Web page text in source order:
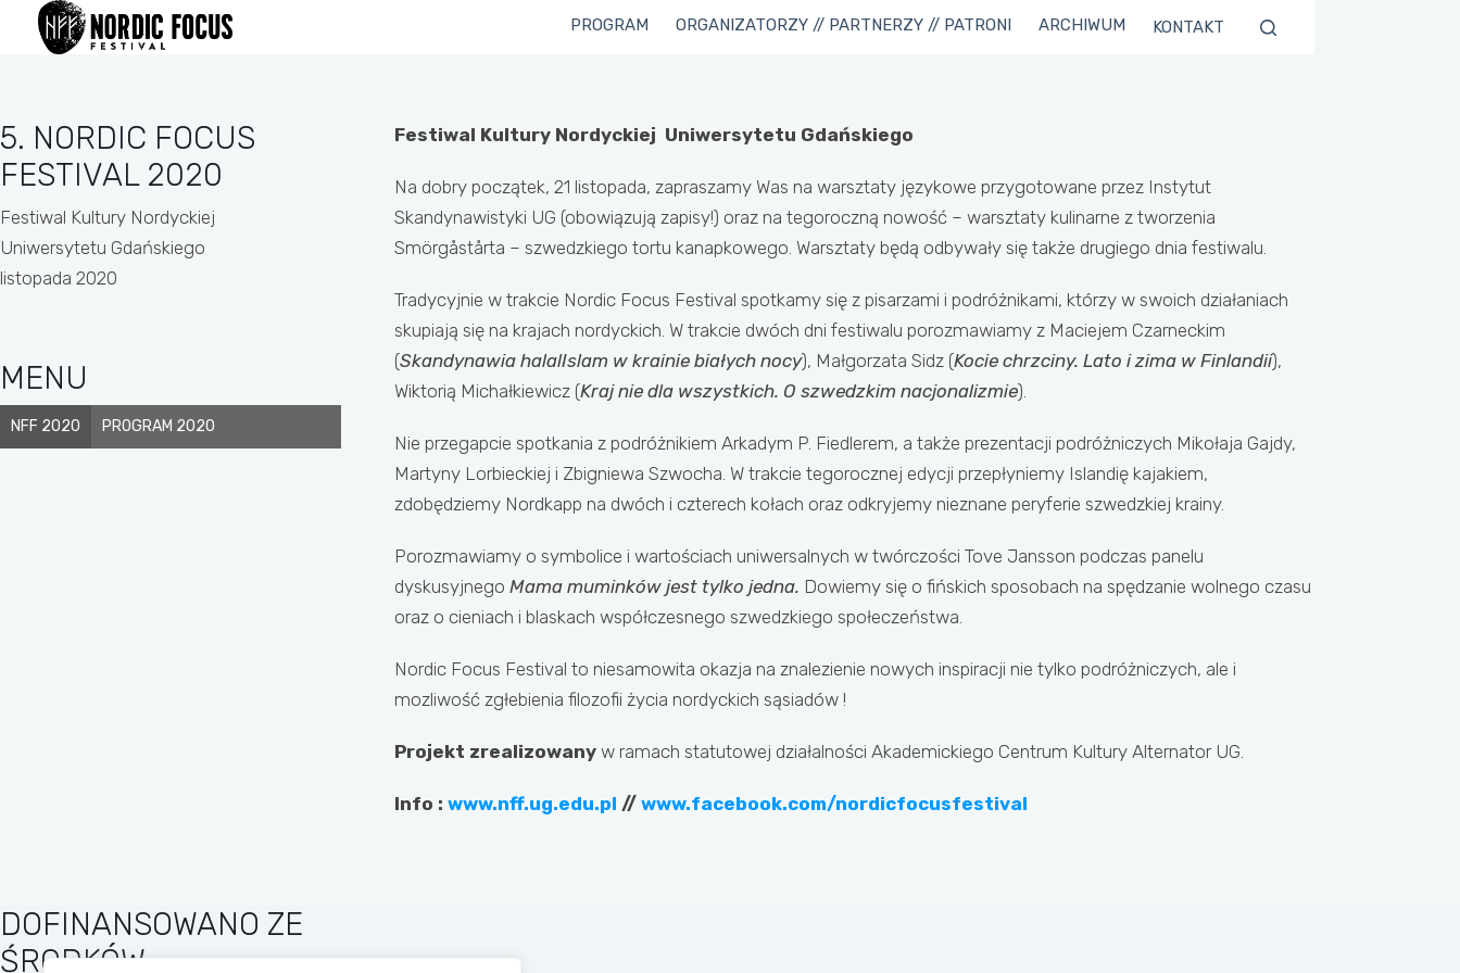
Przejdź
treści
PROGRAM ORGANIZATORZY // PARTNERZY // PATRONI ARCHIWUM KONTAKT
Festiwal Kultury Nordyckiej Uniwersytetu Gdańskiego
Na dobry początek, 21 listopada, zapraszamy Was na warsztaty językowe przygotowane przez Instytut
Skandynawistyki UG (obowiązują zapisy!) oraz na tegoroczną nowość – warsztaty kulinarne z tworzenia
Smörgåstårta – szwedzkiego tortu kanapkowego. Warsztaty będą odbywały się także drugiego dnia festiwalu.
Tradycyjnie w trakcie Nordic Focus Festival spotkamy się z pisarzami i podróżnikami, którzy w swoich działaniach
skupiają się na krajach nordyckich. W trakcie dwóch dni festiwalu porozmawiamy z Maciejem Czarneckim
(Skandynawia halalIslam w krainie białych nocy), Małgorzata Sidz (Kocie chrzciny. Lato i zima w Finlandii),
Wiktorią Michałkiewicz (Kraj nie dla wszystkich. O szwedzkim nacjonalizmie).
Nie przegapcie spotkania z podróżnikiem Arkadym P. Fiedlerem, a także prezentacji podróżniczych Mikołaja Gajdy,
Martyny Lorbieckiej i Zbigniewa Szwocha. W trakcie tegorocznej edycji przepłyniemy Islandię kajakiem,
zdobędziemy Nordkapp na dwóch i czterech kołach oraz odkryjemy nieznane peryferie szwedzkiej krainy.
Porozmawiamy o symbolice i wartościach uniwersalnych w twórczości Tove Jansson podczas panelu
dyskusyjnego Mama muminków jest tylko jedna. Dowiemy się o fińskich sposobach na spędzanie wolnego czasu
oraz o cieniach i blaskach współczesnego szwedzkiego społeczeństwa.
Nordic Focus Festival to niesamowita okazja na znalezienie nowych inspiracji nie tylko podróżniczych, ale i
mozliwość zgłebienia filozofii życia nordyckich sąsiadów !
Projekt zrealizowanyw ramach statutowej działalności Akademickiego Centrum Kultury Alternator UG.
Info : www.nff.ug.edu.pl // www.facebook.com/nordicfocusfestival
5. NORDIC FOCUS
FESTIVAL 2020
Festiwal Kultury Nordyckiej
Uniwersytetu Gdańskiego
listopada 2020
MENU
NFF 2020 PROGRAM 2020
DOFINANSOWANO ZE
ŚRODKÓW